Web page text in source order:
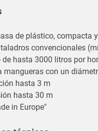
de plástico, compacta
convencionales
hasta 3000 litros por
mangueras con un
hasta 3 m
hasta 30 m
in Europe"